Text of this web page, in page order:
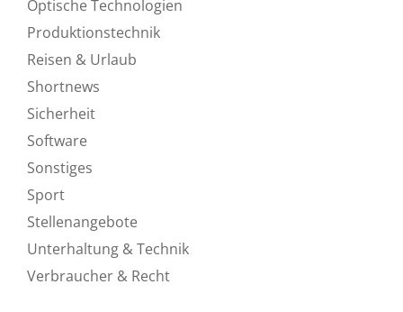
Optische Technologien
Produktionstechnik
Reisen & Urlaub
Shortnews
Sicherheit
Software
Sonstiges
Sport
Stellenangebote
Unterhaltung & Technik
Verbraucher & Recht